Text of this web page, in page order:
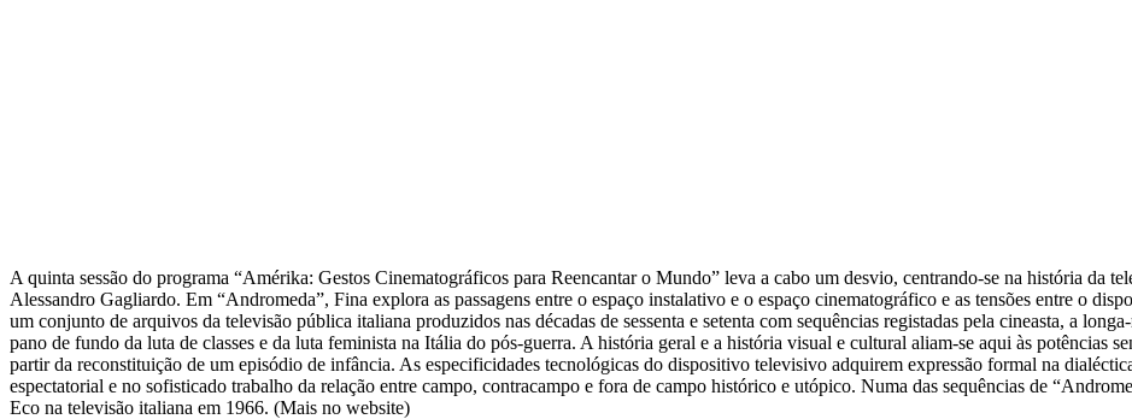
A quinta sessão do programa “Amérika: Gestos Cinematográficos para Reencantar o Mundo” leva a cabo um desvio, centrando-se na história da
Alessandro Gagliardo. Em “Andromeda”, Fina explora as passagens entre o espaço instalativo e o espaço cinematográfico e as tensões entre o
um conjunto de arquivos da televisão pública italiana produzidos nas décadas de sessenta e setenta com sequências registadas pela cineasta, a
pano de fundo da luta de classes e da luta feminista na Itália do pós-guerra. A história geral e a história visual e cultural aliam-se aqui às potências
partir da reconstituição de um episódio de infância. As especificidades tecnológicas do dispositivo televisivo adquirem expressão formal na
espectatorial e no sofisticado trabalho da relação entre campo, contracampo e fora de campo histórico e utópico. Numa das sequências de
Eco na televisão italiana em 1966. (Mais no website)